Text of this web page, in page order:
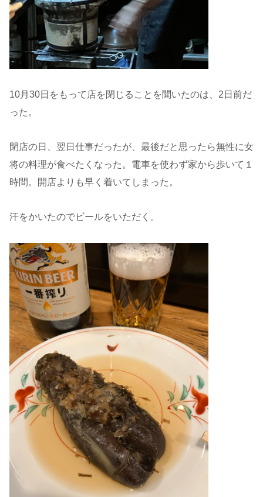
10月30日をもって店を閉じることを聞いたのは、2日前だ
った。
閉店の日、翌日仕事だったが、最後だと思ったら無性に女
将の料理が食べたくなった。電車を使わず家から歩いて１
時間。開店よりも早く着いてしまった。
汗をかいたのでビールをいただく。